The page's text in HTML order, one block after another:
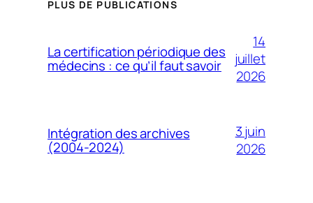
PLUS DE PUBLICATIONS
La certification périodique des
médecins : ce qu’il faut savoir
14
juillet
2026
Intégration des archives
(2004-2024)
3 juin
2026